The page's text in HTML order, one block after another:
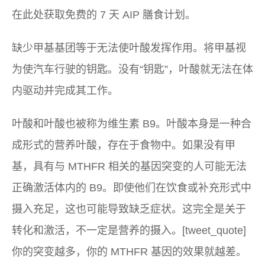
在此处获取免费的 7 天 AIP 膳食计划。
缺少甲基基团等于无法使叶酸发挥作用。将甲基视
为使汽车行驶的钥匙。没有“钥匙”，叶酸就无法在体
内驱动并完成其工作。
叶酸和叶酸也被称为维生素 B9。叶酸本身是一种合
成形式的营养叶酸，存在于食物中。如果没有甲
基，具有与 MTHFR 相关的基因突变的人可能无法
正确激活体内的 B9。即使他们在饮食或补充形式中
摄入充足，这也可能导致缺乏症状。这完全是关于
转化和激活，不一定是营养的摄入。[tweet_quote]
你的突变越多，你的 MTHFR 基因的效果就越差。